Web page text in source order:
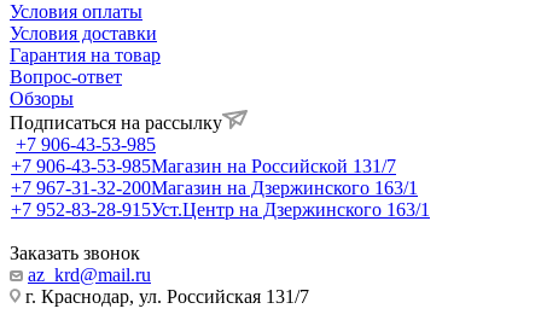
Условия оплаты
Условия доставки
Гарантия на товар
Вопрос-ответ
Обзоры
Подписаться на рассылку
+7 906-43-53-985
+7 906-43-53-985Магазин на Российской 131/7
+7 967-31-32-200Магазин на Дзержинского 163/1
+7 952-83-28-915Уст.Центр на Дзержинского 163/1
Заказать звонок
az_krd@mail.ru
г. Краснодар, ул. Российская 131/7